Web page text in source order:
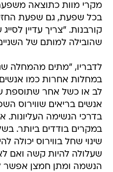
מקרי מוות כתוצאה
בכל שפעת, גם שפעת
קורבנות. "צריך עדיין
שהובילה למותם של
לדבריו, "מתים מהמחלה
במחלות אחרות כמו
לב או כשל אחר שתוספת
אנשים בריאים שווירוס
בדרכי הנשימה העליונות.
במקרים בודדים ביותר.
שינוי שחל בווירוס יכולה
שעלולה להיות קשה ואם
הנשמה ומתן חמצן אפשר